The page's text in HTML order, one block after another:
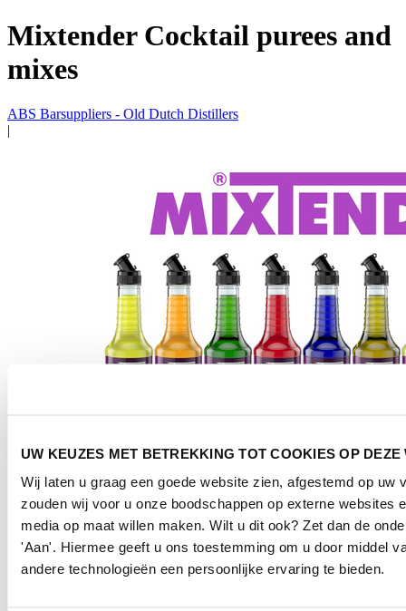
UW KEUZES MET BETREKKING TOT COOKIES OP DEZE
Wij laten u graag een goede website zien, afgestemd op uw
zouden wij voor u onze boodschappen op externe websites
media op maat willen maken. Wilt u dit ook? Zet dan de
'Aan'. Hiermee geeft u ons toestemming om u door middel
andere technologieën een persoonlijke ervaring te bieden.
Mixtender Cocktail purees and
mixes
ABS Barsuppliers - Old Dutch Distillers
|